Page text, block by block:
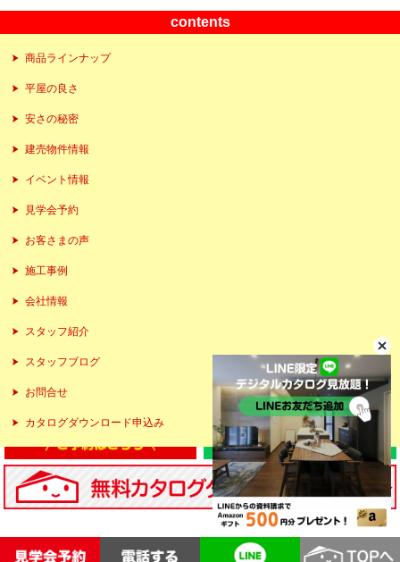
contents
商品ラインナップ
平屋の良さ
安さの秘密
建売物件情報
イベント情報
見学会予約
お客さまの声
施工事例
会社情報
スタッフ紹介
スタッフブログ
お問合せ
カタログダウンロード申込み